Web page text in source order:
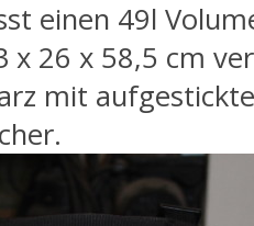
einen 49l
x 26 x 58,5 cm
mit